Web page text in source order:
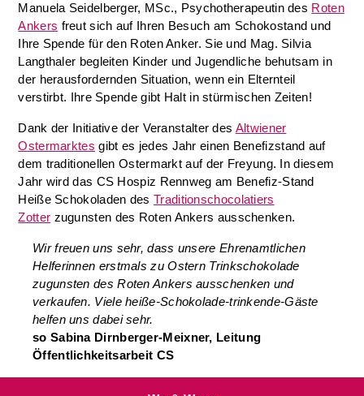
Manuela Seidelberger, MSc., Psychotherapeutin des Roten
Ankers freut sich auf Ihren Besuch am Schokostand und
Ihre Spende für den Roten Anker. Sie und Mag. Silvia
Langthaler begleiten Kinder und Jugendliche behutsam in
der herausfordernden Situation, wenn ein Elternteil
verstirbt. Ihre Spende gibt Halt in stürmischen Zeiten!
Dank der Initiative der Veranstalter des Altwiener
Ostermarktes gibt es jedes Jahr einen Benefizstand auf
dem traditionellen Ostermarkt auf der Freyung. In diesem
Jahr wird das CS Hospiz Rennweg am Benefiz-Stand
Heiße Schokoladen des Traditionschocolatiers
Zotter zugunsten des Roten Ankers ausschenken.
Wir freuen uns sehr, dass unsere Ehrenamtlichen
Helferinnen erstmals zu Ostern Trinkschokolade
zugunsten des Roten Ankers ausschenken und
verkaufen. Viele heiße-Schokolade-trinkende-Gäste
helfen uns dabei sehr.
so Sabina Dirnberger-Meixner, Leitung
Öffentlichkeitsarbeit CS